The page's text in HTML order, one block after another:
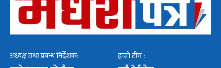
अध्यक्ष तथा प्रबन्ध निर्देशक: हाम्रो टीम :